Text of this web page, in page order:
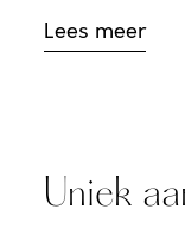
Lees meer
Uniek